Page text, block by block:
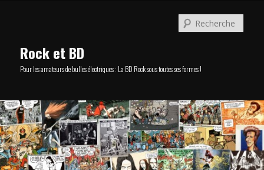
Rock et BD
Pour les amateurs de bulles électriques : La BD Rock sous toutes ses formes !